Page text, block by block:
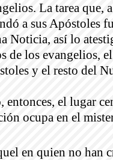
La tarea que,
a sus Apóstoles
Noticia, así lo
de los evangelios,
y el resto del
entonces, el lugar
ocupa en el
en quien no han